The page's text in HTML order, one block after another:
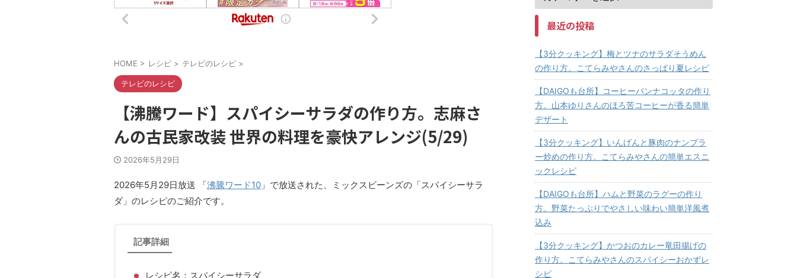
HOME > レシピ > テレビのレシピ >
テレビのレシピ
【沸騰ワード】スパイシーサラダの作り方。志麻さ
んの古民家改装 世界の料理を豪快アレンジ(5/29)
2026年5月29日
2026年5月29日放送 「沸騰ワード10 」で放送された、ミックスビーンズの「スパイシーサラ
ダ」のレシピのご紹介です。
記事詳細
レシピ名：スパイシーサラダ
最近の投稿
【3分クッキング】梅とツナのサラダそうめん
の作り方。こてらみやさんのさっぱり夏レシピ
【DAIGOも台所】コーヒーパンナコッタの作り
方。山本ゆりさんのほろ苦コーヒーが香る簡単
デザート
【3分クッキング】いんげんと豚肉のナンプラ
ー炒めの作り方。こてらみやさんの簡単エスニ
ックレシピ
【DAIGOも台所】ハムと野菜のラグーの作り
方。野菜たっぷりでやさしい味わい簡単洋風煮
込み
【3分クッキング】かつおのカレー竜田揚げの
作り方。こてらみやさんのスパイシーおかずレ
シピ